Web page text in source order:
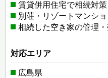
賃貸併用住宅で相続対策
別荘・リゾートマンシ
相続した空き家の管理
対応エリア
広島県